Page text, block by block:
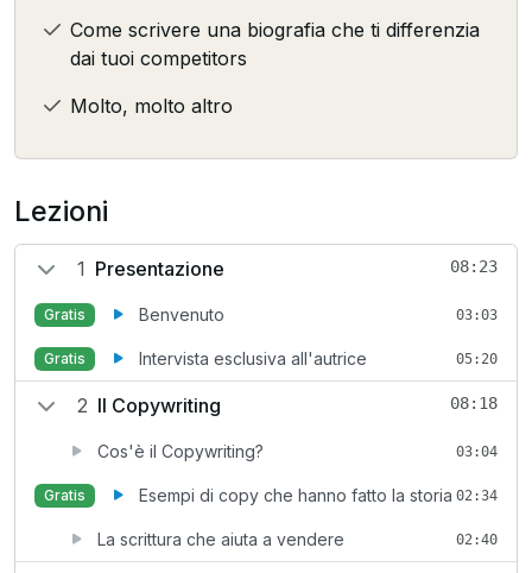
Come scrivere una biografia che ti differenzia
dai tuoi competitors
Molto, molto altro
Lezioni
1 Presentazione 08:23
Gratis Benvenuto 03:03
Gratis Intervista esclusiva all'autrice 05:20
2 Il Copywriting 08:18
Cos'è il Copywriting? 03:04
Gratis Esempi di copy che hanno fatto la storia 02:34
La scrittura che aiuta a vendere 02:40